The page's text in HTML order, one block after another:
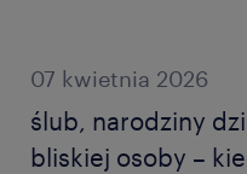
07 kwietnia 2026
ślub, narodziny
bliskiej osoby –